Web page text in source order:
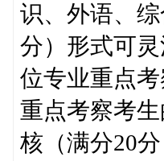
识、外语、
分）形式可
位专业重点
重点考察考
核（满分20